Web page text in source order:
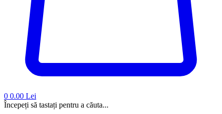
0 0.00 Lei
Începeți să tastați pentru a căuta...